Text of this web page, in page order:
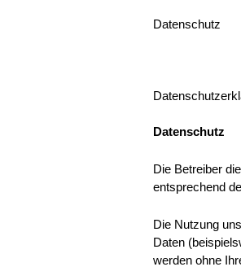
Datenschutz
Datenschutz
Die Betreiber
entsprechend
Die Nutzung
Daten
werden ohne